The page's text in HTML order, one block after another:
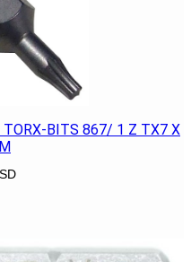
BITS 867/ 1 Z TX7 X